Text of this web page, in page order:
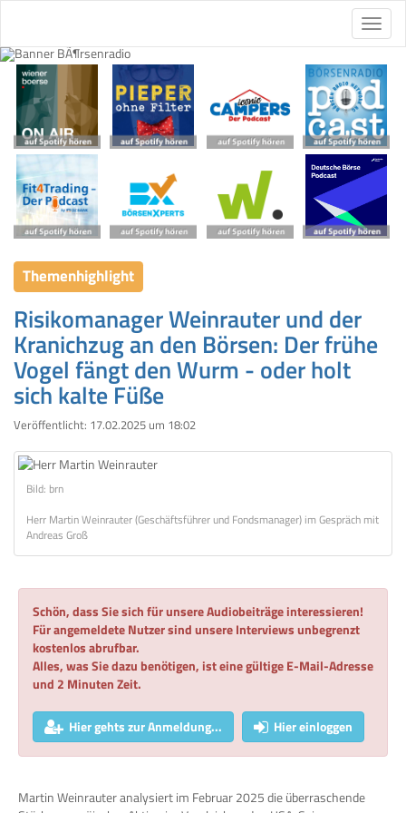
Themenhighlight
Risikomanager Weinrauter und der
Kranichzug an den Börsen: Der frühe
Vogel fängt den Wurm - oder holt
sich kalte Füße
Veröffentlicht: 17.02.2025 um 18:02
Bild: brn
Herr Martin Weinrauter (Geschäftsführer und Fondsmanager) im Gespräch mit
Andreas Groß
Schön, dass Sie sich für unsere Audiobeiträge interessieren!
Für angemeldete Nutzer sind unsere Interviews unbegrenzt
kostenlos abrufbar.
Alles, was Sie dazu benötigen, ist eine gültige E-Mail-Adresse
und 2 Minuten Zeit.
Hier gehts zur Anmeldung... Hier einloggen
Martin Weinrauter analysiert im Februar 2025 die überraschende